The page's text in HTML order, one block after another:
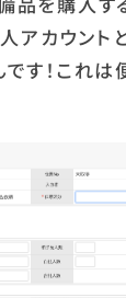
カウント
す！これは